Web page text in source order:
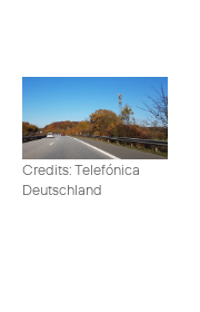
Credits: Telefónica
Deutschland